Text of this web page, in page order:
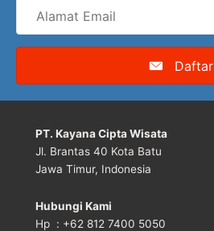
Email
Daftar
PT. Kayana Cipta Wisata
Jl. Brantas 40 Kota Batu
Jawa Timur, Indonesia
Hubungi Kami
Hp : +62 812 7400 5050